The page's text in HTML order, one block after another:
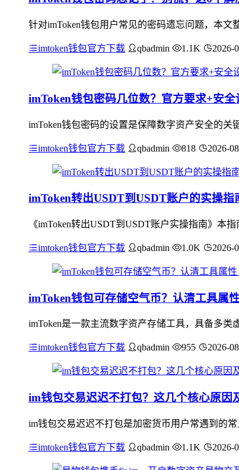
针对imToken钱包用户常见的密码遗忘问题，本
imtoken钱包官方下载 qbadmin 1.1K 2026-
imToken钱包密码几位数？官方要求+安全
imToken钱包密码的设置是保障数字资产安全的
imtoken钱包官方下载 qbadmin 818 2026-
imToken转出USDT到USDT账户的实操指
《imToken转出USDT到USDT账户实操指南》本
imtoken钱包官方下载 qbadmin 1.0K 2026-
imToken钱包可存储空气币？认清工具属
imToken是一款主流数字资产存储工具，具备多
imtoken钱包官方下载 qbadmin 955 2026-
im钱包交易迟迟不打包？这几个核心原因
im钱包交易迟迟不打包是加密货币用户常遇到的
imtoken钱包官方下载 qbadmin 1.1K 2026-